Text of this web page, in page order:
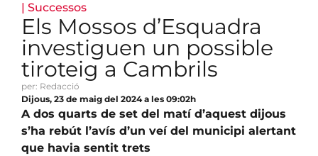
| Successos
Els Mossos d’Esquadra
investiguen un possible
tiroteig a Cambrils
per: Redacció
Dijous, 23 de maig del 2024 a les 09:02h
A dos quarts de set del matí d’aquest dijous
s’ha rebút l’avís d’un veí del municipi alertant
que havia sentit trets